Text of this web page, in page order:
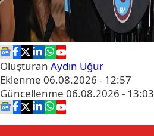
Oluşturan Aydın Uğur
Eklenme 06.08.2026 - 12:57
Güncellenme 06.08.2026 - 13:03